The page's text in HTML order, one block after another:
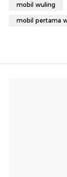
mobil wuling
mobil pertama